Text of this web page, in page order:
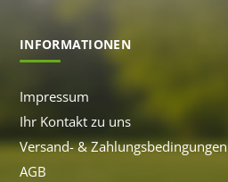
INFORMATIONEN
Impressum
Ihr Kontakt zu uns
Versand- & Zahlungsbedingungen
AGB